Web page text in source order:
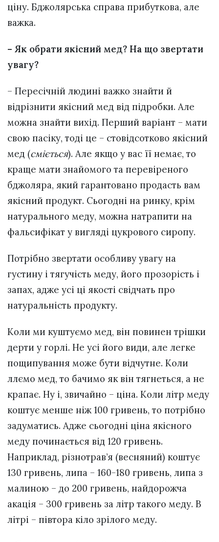
ціну. Бджолярська справа прибуткова, але
важка.
– Як обрати якісний мед? На що звертати
увагу?
– Пересічній людині важко знайти й
відрізнити якісний мед від підробки. Але
можна знайти вихід. Перший варіант – мати
свою пасіку, тоді це – стовідсотково якісний
мед (сміється). Але якщо у вас її немає, то
краще мати знайомого та перевіреного
бджоляра, який гарантовано продасть вам
якісний продукт. Сьогодні на ринку, крім
натурального меду, можна натрапити на
фальсифікат у вигляді цукрового сиропу.
Потрібно звертати особливу увагу на
густину і тягучість меду, його прозорість і
запах, адже усі ці якості свідчать про
натуральність продукту.
Коли ми куштуємо мед, він повинен трішки
дерти у горлі. Не усі його види, але легке
пощипування може бути відчутне. Коли
ллємо мед, то бачимо як він тягнеться, а не
крапає. Ну і, звичайно – ціна. Коли літр меду
коштує менше ніж 100 гривень, то потрібно
задуматись. Адже сьогодні ціна якісного
меду починається від 120 гривень.
Наприклад, різнотрав’я (весняний) коштує
130 гривень, липа – 160-180 гривень, липа з
малиною – до 200 гривень, найдорожча
акація – 300 гривень за літр такого меду. В
літрі – півтора кіло зрілого меду.